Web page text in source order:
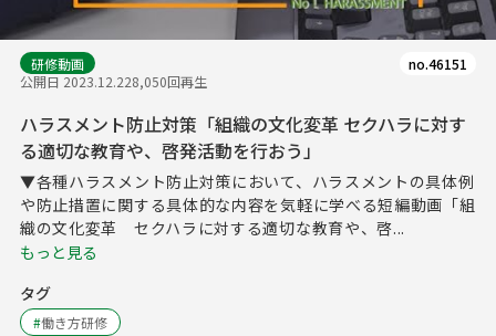
研修動画
公開日 2023.12.228,050回再生
no.46151
ハラスメント防止対策「組織の文化変革 セクハラに対す
る適切な教育や、啓発活動を行おう」
▼各種ハラスメント防止対策において、ハラスメントの具体例
や防止措置に関する具体的な内容を気軽に学べる短編動画「組
織の文化変革 セクハラに対する適切な教育や、啓...
もっと見る
タグ
#働き方研修